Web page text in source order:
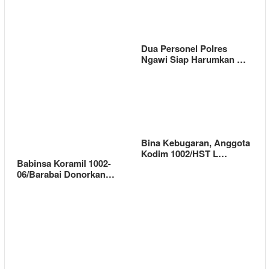
Dua Personel Polres
Ngawi Siap Harumkan …
Babinsa Koramil 1002-
06/Barabai Donorkan…
Bina Kebugaran, Anggota
Kodim 1002/HST L…